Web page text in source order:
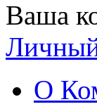
Ваша
О